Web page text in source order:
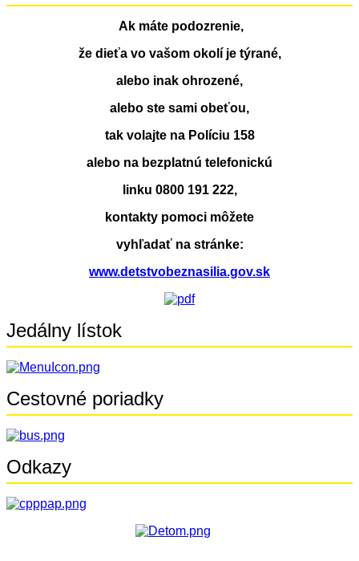
Ak máte podozrenie,
že dieťa vo vašom okolí je týrané,
alebo inak ohrozené,
alebo ste sami obeťou,
tak volajte na Políciu 158
alebo na bezplatnú telefonickú
linku 0800 191 222,
kontakty pomoci môžete
vyhľadať na stránke:
www.detstvobeznasilia.gov.sk
Jedálny lístok
Cestovné poriadky
Odkazy